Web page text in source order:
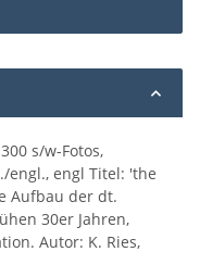
s/w-Fotos,
engl., engl Titel: 'the
Aufbau der dt.
30er Jahren,
Autor: K. Ries,